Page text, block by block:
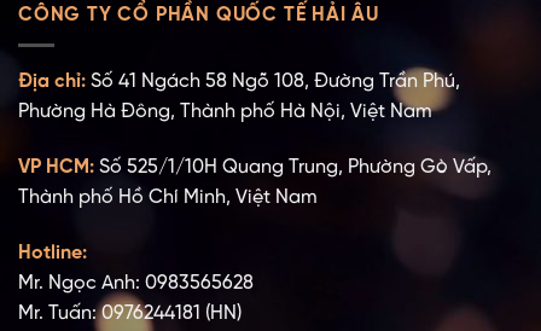
CÔNG TY CỔ PHẦN QUỐC TẾ HẢI ÂU
Địa chỉ: Số 41 Ngách 58 Ngõ 108, Đường Trần Phú,
Phường Hà Đông, Thành phố Hà Nội, Việt Nam
VP HCM: Số 525/1/10H Quang Trung, Phường Gò Vấp,
Thành phố Hồ Chí Minh, Việt Nam
Hotline:
Mr. Ngọc Anh: 0983565628
Mr. Tuấn: 0976244181 (HN)